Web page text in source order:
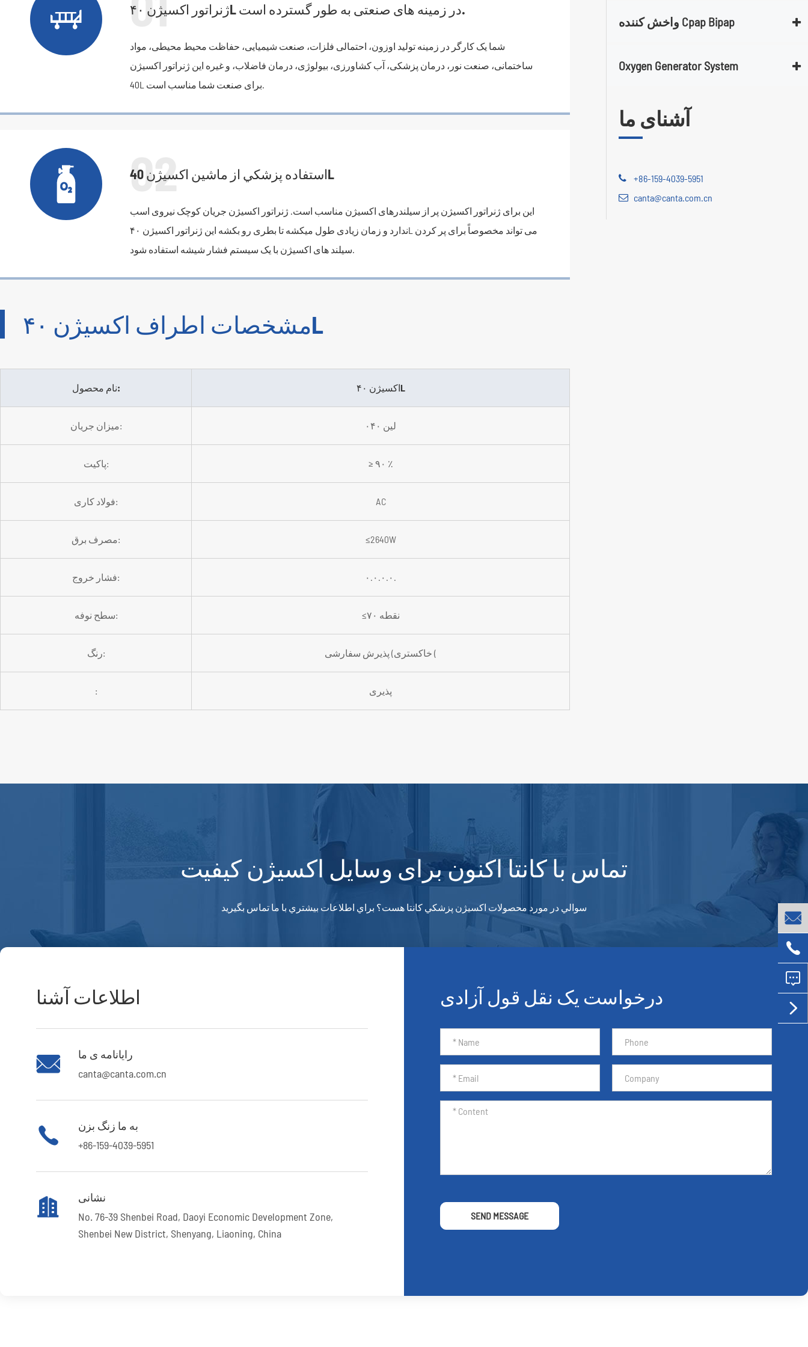
 ژنراتور اکسیژن ۴۰L در زمینه های صنعتی به طور گسترده است.
شما یک کارگر در زمینه تولید اوزون، احتمالی فلزات، صنعت شیمیایی، حفاظت محیط محیطی، مواد
ساختمانی، صنعت نور، درمان پزشکی، آب کشاورزی، بیولوژی، درمان فاضلاب، و غیره این ژنراتور اکسیژن
40L برای صنعت شما مناسب است.
 02 استفاده پزشکي از ماشين اکسيژن 40L
این برای ژنراتور اکسیژن پر از سیلندرهای اکسیژن مناسب است. ژنراتور اکسیژن جریان کوچک نیروی اسب
ندارد و زمان زیادی طول میکشه تا بطری رو بکشه این ژنراتور اکسیژن ۴۰L می تواند مخصوصاً برای پر کردن
سیلند های اکسیژن با یک سیستم فشار شیشه استفاده شود.
مشخصات اطراف اکسیژن ۴۰L
نام محصول: اکسیژن ۴۰L
میزان جریان: ۰۴۰ لین
پاکیت: ≥ ۹۰ ٪
فولاد کاری: AC
مصرف برق: ≤2640W
فشار خروج: ۰.۰.۰.۰.
سطح نوفه: ≤۷۰ نقطه
رنگ: خاکستری) پذیرش سفارشی (
: پذیری
واخش کننده Cpap Bipap
Oxygen Generator System
آشنای ما
+86-159-4039-5951
canta@canta.com.cn
تماس با کانتا اکنون برای وسایل اکسیژن کیفیت
سوالي در مورد محصولات اکسيژن پزشکي کانتا هست؟ براي اطلاعات بيشتري با ما تماس بگيريد
اطلاعات آشنا

رایانامه ی ما
canta@canta.com.cn

به ما زنگ بزن
+86-159-4039-5951

نشانی
No. 76-39 Shenbei Road, Daoyi Economic Development Zone,
Shenbei New District, Shenyang, Liaoning, China
درخواست یک نقل قول آزادی
SEND MESSAGE



